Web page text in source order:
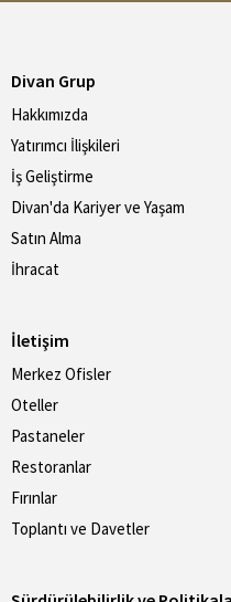
Divan Grup
Hakkımızda
Yatırımcı İlişkileri
İş Geliştirme
Divan'da Kariyer ve Yaşam
Satın Alma
İhracat
İletişim
Merkez Ofisler
Oteller
Pastaneler
Restoranlar
Fırınlar
Toplantı ve Davetler